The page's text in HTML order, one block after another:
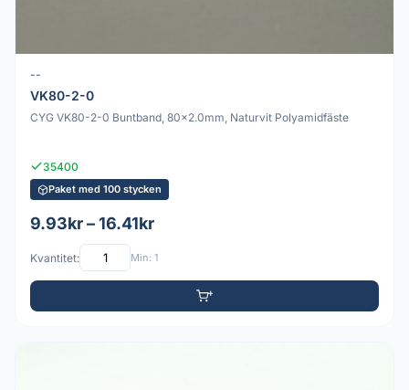
--
VK80-2-0
CYG VK80-2-0 Buntband, 80x2.0mm, Naturvit Polyamidfäste
35400
Paket med 100 stycken
9.93kr – 16.41kr
Kvantitet: Min: 1